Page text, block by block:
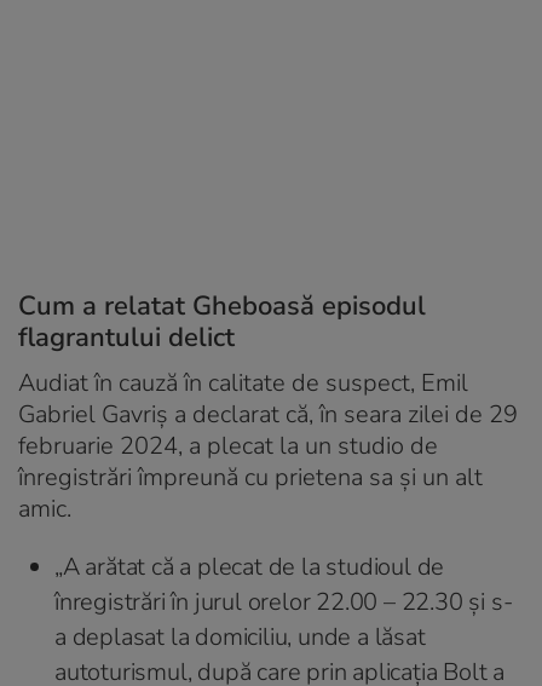
Cum a relatat Gheboasă episodul
flagrantului delict
Audiat în cauză în calitate de suspect, Emil
Gabriel Gavriș a declarat că, în seara zilei de 29
februarie 2024, a plecat la un studio de
înregistrări împreună cu prietena sa și un alt
amic.
„A arătat că a plecat de la studioul de
înregistrări în jurul orelor 22.00 – 22.30 și s-
a deplasat la domiciliu, unde a lăsat
autoturismul, după care prin aplicația Bolt a